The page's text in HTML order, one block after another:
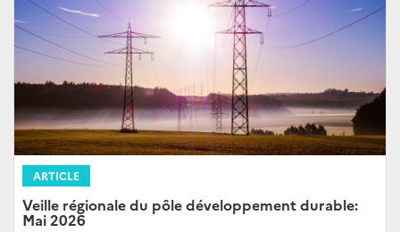
ARTICLE
Veille régionale du pôle développement durable:
Mai 2026